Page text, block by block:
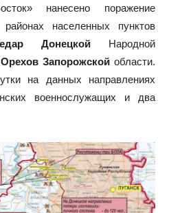
нанесено поражение
населенных пунктов
Донецкой Народной
Запорожской области.
на данных направлениях
военнослужащих и два